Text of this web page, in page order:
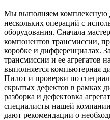
Мы выполняем комплексную
нескольких операций с
оборудования. Сначала
компонентов трансмиссии,
коробке и дифференциалах.
трансмиссии и ее агрегатов
выполняется компьютерная
Пилот и проверки по
скрытых дефектов в рамках
разборка и дефектовка
специалисты нашей
дают рекомендации о